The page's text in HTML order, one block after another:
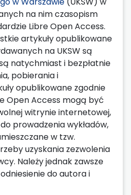
na nim czasopism
Libre Open Access.
artykuły opublikowane
na UKSW są
natychmiast i bezpłatnie
pobierania i
opublikowane zgodnie
Open Access mogą być
witrynie internetowej,
prowadzenia wykładów,
w tzw.
uzyskania zezwolenia
Należy jednak zawsze
do autora i